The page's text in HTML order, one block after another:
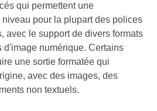
qui permettent une
pour la plupart des polices
avec le support de divers formats
d'image numérique. Certains
une sortie formatée qui
avec des images, des
non textuels.